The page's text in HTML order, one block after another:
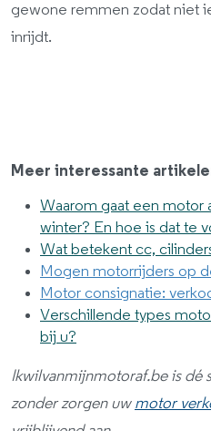
gewone remmen zodat niet
inrijdt.
Meer interessante
Waarom gaat een motor
winter? En hoe is dat te
Wat betekent cc,
Mogen motorrijders op
Motor consignatie:
Verschillende types
bij u?
Ikwilvanmijnmotoraf.be is dé
zonder zorgen uw motor